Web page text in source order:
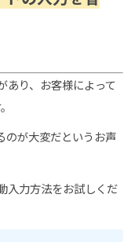
あり、お客様によって
のが大変だというお声
入力方法をお試しくだ